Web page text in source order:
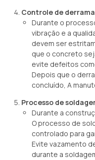
Controle de
Durante o
vibração e a
devem ser
que o concreto
evite defeitos
Depois que o
concluído, A
Processo de
Durante a
O processo de
controlado para
Evite vazamento
durante a